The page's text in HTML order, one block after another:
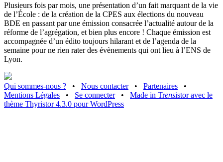
Plusieurs fois par mois, une présentation d’un fait marquant de la vie
de l’École : de la création de la CPES aux élections du nouveau
BDE en passant par une émission consacrée l’actualité autour de la
réforme de l’agrégation, et bien plus encore ! Chaque émission est
accompagnée d’un édito toujours hilarant et de l’agenda de la
semaine pour ne rien rater des évènements qui ont lieu à l’ENS de
Lyon.
Qui sommes-nous ? • Nous contacter • Partenaires
•
Mentions Légales
• Se connecter • Made in Trensistor avec le
thème Thyristor 4.3.0 pour WordPress